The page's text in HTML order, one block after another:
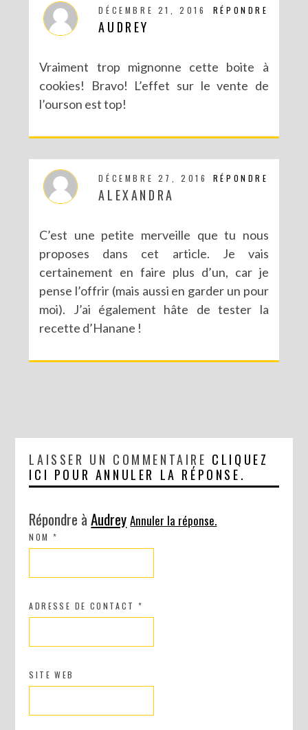
DIY CRÉE TON BULLET JOURNAL (AVEC SCAN N CUT)
RECETTES ET CRÉATIONS POUR DES FÊTES RÉUSSIES – CONCOURS
RÉPONDRE
DÉCEMBRE 21, 2016
AUDREY
Vraiment trop mignonne cette boite à
cookies! Bravo! L’effet sur le vente de
l’ourson est top!
RÉPONDRE
DÉCEMBRE 27, 2016
ALEXANDRA
C’est une petite merveille que tu nous
proposes dans cet article. Je vais
certainement en faire plus d’un, car je
pense l’offrir (mais aussi en garder un pour
moi). J’ai également hâte de tester la
recette d’Hanane !
LAISSER UN COMMENTAIRE CLIQUEZ
ICI POUR ANNULER LA RÉPONSE.
Répondre àAudrey Annuler la réponse.
NOM*
ADRESSE DE CONTACT*
SITE WEB